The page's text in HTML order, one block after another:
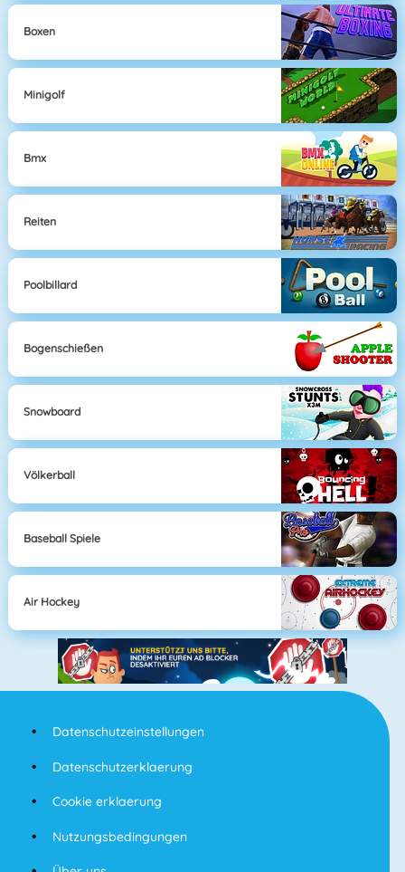
Boxen
Minigolf
Bmx
Reiten
Poolbillard
Bogenschießen
Snowboard
Völkerball
Baseball Spiele
Air Hockey
Datenschutzeinstellungen
Datenschutzerklaerung
Cookie erklaerung
Nutzungsbedingungen